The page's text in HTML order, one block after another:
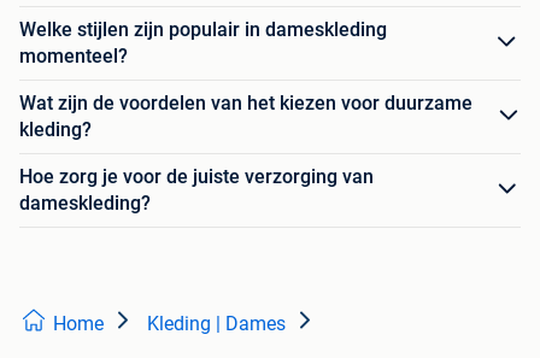
Welke stijlen zijn populair in dameskleding
momenteel?
Wat zijn de voordelen van het kiezen voor duurzame
kleding?
Hoe zorg je voor de juiste verzorging van
dameskleding?
Home Kleding | Dames